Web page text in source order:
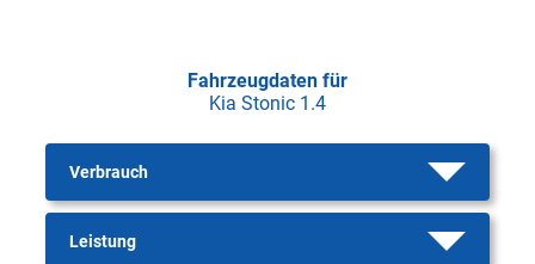
Fahrzeugdaten für
Kia Stonic 1.4
Verbrauch
Leistung